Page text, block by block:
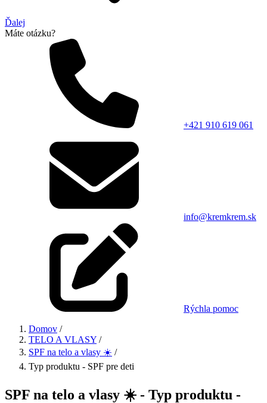
Ďalej
Máte otázku?
+421 910 619 061
info@kremkrem.sk
Rýchla pomoc
Domov /
TELO A VLASY /
SPF na telo a vlasy ☀️ /
Typ produktu - SPF pre deti
SPF na telo a vlasy ☀️ - Typ produktu -